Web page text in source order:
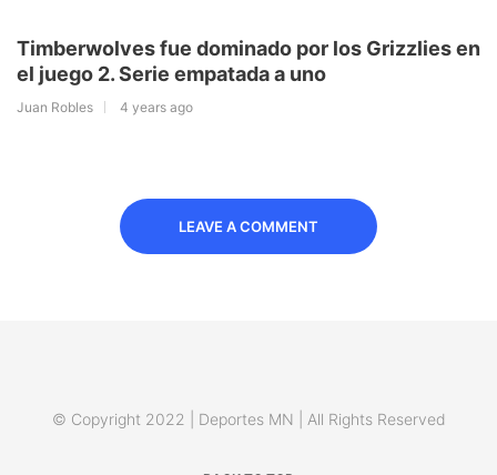
Timberwolves fue dominado por los Grizzlies en
el juego 2. Serie empatada a uno
Juan Robles 4 years ago
LEAVE A COMMENT
© Copyright 2022 | Deportes MN | All Rights Reserved